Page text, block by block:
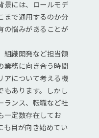
景には、ロールモデ
まで通用するのか分
の悩みがあることが
組織開発など担当領
業務に向き合う時間
アについて考える機
もあります。しかし
ランス、転職など社
一定数存在してお
も目が向き始めてい